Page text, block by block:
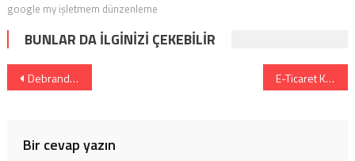
google my işletmem dünzenleme
BUNLAR DA İLGINIZI ÇEKEBILIR
Yazı dolaşımı
Debranding (Markasızlaşma) Nedir? E-Ticaret Kullanıcı Yorumları ile Satışlarınızı Artırın
Bir cevap yazın